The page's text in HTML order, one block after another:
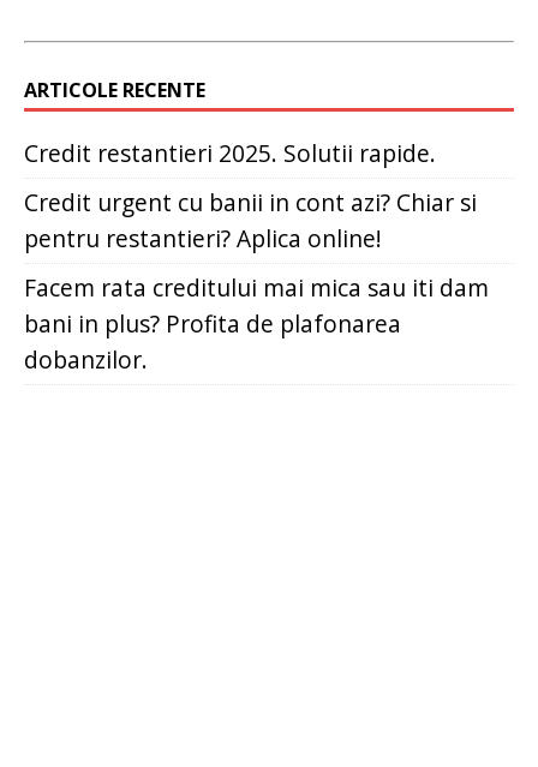
ARTICOLE RECENTE
Credit restantieri 2025. Solutii rapide.
Credit urgent cu banii in cont azi? Chiar si
pentru restantieri? Aplica online!
Facem rata creditului mai mica sau iti dam
bani in plus? Profita de plafonarea
dobanzilor.